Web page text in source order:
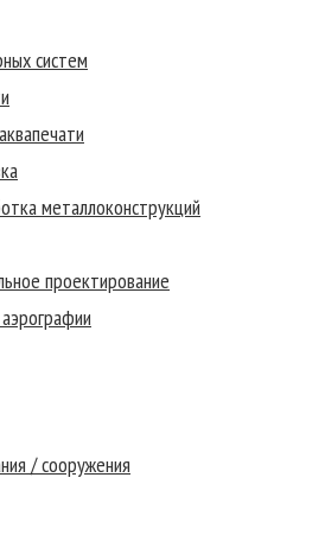
систем
металлоконструкций
проектирование
/ сооружения